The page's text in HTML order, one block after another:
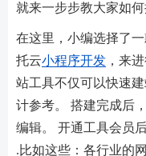
就来一步步教大家如何
在这里，小编选择了
托云小程序开发 ，来
站工具不仅可以快速
计参考。 搭建完成后
编辑。 开通工具会员
.比如这些：各行业的